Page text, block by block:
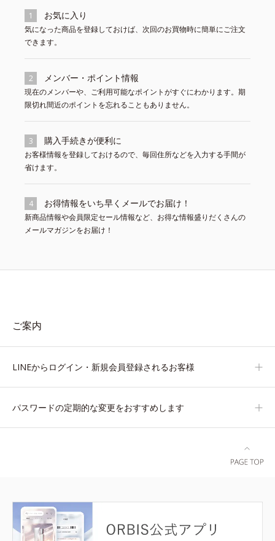
1 お気に入り
気になった商品を登録しておけば、次回のお買物時に簡単にご注文
できます。
2 メンバー・ポイント情報
現在のメンバーや、ご利用可能なポイントがすぐにわかります。期
限切れ間近のポイントを忘れることもありません。
3 購入手続きが便利に
お客様情報を登録しておけるので、毎回住所などを入力する手間が
省けます。
4 お得情報をいち早くメールでお届け！
新商品情報や会員限定セール情報など、お得な情報盛りだくさんの
メールマガジンをお届け！
ご案内
LINEからログイン・新規会員登録されるお客様
パスワードの定期的な変更をおすすめします